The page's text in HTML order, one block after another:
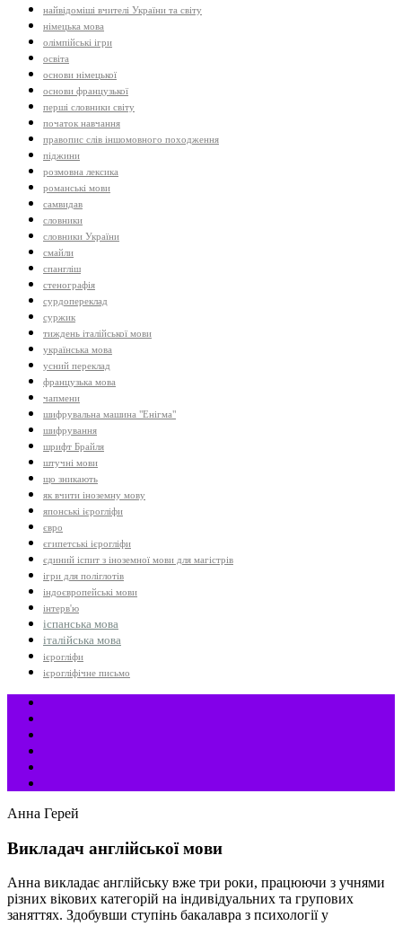
найвідоміші вчителі України та світу
німецька мова
олімпійські ігри
освіта
основи німецької
основи французької
перші словники світу
початок навчання
правопис слів іншомовного походження
піджини
розмовна лексика
романські мови
самвидав
словники
словники України
смайли
спангліш
стенографія
сурдопереклад
суржик
тиждень італійської мови
українська мова
усний переклад
французька мова
чапмени
шифрувальна машина "Енігма"
шифрування
шрифт Брайля
штучні мови
що зникають
як вчити іноземну мову
японські ієрогліфи
євро
єгипетські ієрогліфи
єдиний іспит з іноземної мови для магістрів
ігри для поліглотів
індоєвропейські мови
інтерв'ю
іспанська мова
італійська мова
ієрогліфи
ієрогліфічне письмо
Анна Герей
Викладач англійської мови
Анна викладає англійську вже три роки, працюючи з учнями
різних вікових категорій на індивідуальних та групових
заняттях. Здобувши ступінь бакалавра з психології у